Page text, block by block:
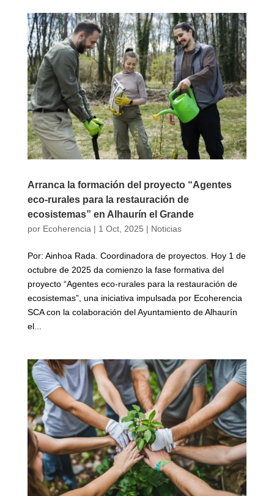
Arranca la formación del proyecto “Agentes
eco-rurales para la restauración de
ecosistemas” en Alhaurín el Grande
por Ecoherencia | 1 Oct, 2025 | Noticias
Por: Ainhoa Rada. Coordinadora de proyectos. Hoy 1 de
octubre de 2025 da comienzo la fase formativa del
proyecto “Agentes eco-rurales para la restauración de
ecosistemas”, una iniciativa impulsada por Ecoherencia
SCA con la colaboración del Ayuntamiento de Alhaurín
el...